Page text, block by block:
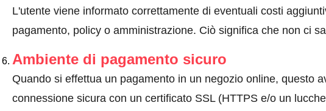
L'utente viene informato correttamente di eventuali costi
pagamento, policy o amministrazione. Ciò significa che non ci
Ambiente di pagamento sicuro
Quando si effettua un pagamento in un negozio online, questo
connessione sicura con un certificato SSL (HTTPS e/o un